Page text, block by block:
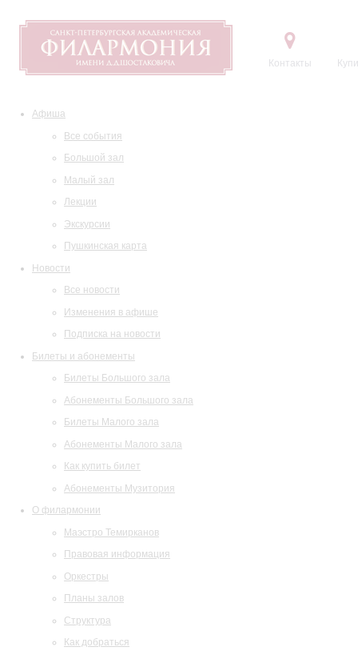
Контакты
Афиша
Все события
Большой зал
Малый зал
Лекции
Экскурсии
Пушкинская карта
Новости
Все новости
Изменения в афише
Подписка на новости
Билеты и абонементы
Билеты Большого зала
Абонементы Большого зала
Билеты Малого зала
Абонементы Малого зала
Как купить билет
Абонементы Музитория
О филармонии
Маэстро Темирканов
Правовая информация
Оркестры
Планы залов
Структура
Как добраться